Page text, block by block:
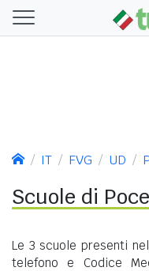
IT FVG UD
Scuole di
Le 3 scuole presenti
telefono e Codice